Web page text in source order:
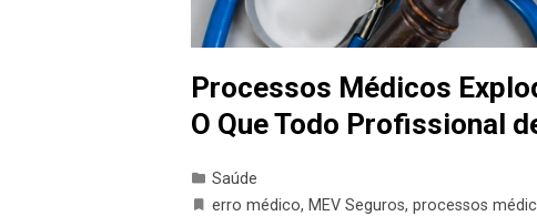
Processos Médicos
O Que Todo Profissional
Saúde
erro médico, MEV Seguros, processos